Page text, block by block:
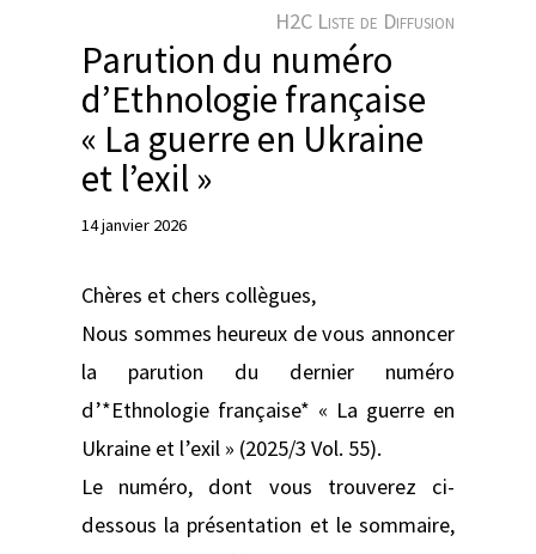
H2C Liste de Diffusion
Parution du numéro
d’Ethnologie française
« La guerre en Ukraine
et l’exil »
14 janvier 2026
Chères et chers collègues,
Nous sommes heureux de vous annoncer
la parution du dernier numéro
d’*Ethnologie française* « La guerre en
Ukraine et l’exil » (2025/3 Vol. 55).
Le numéro, dont vous trouverez ci-
dessous la présentation et le sommaire,